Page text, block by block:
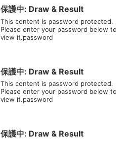
保護中: Draw & Result
This content is password protected.
Please enter your password below to
view it.password
保護中: Draw & Result
This content is password protected.
Please enter your password below to
view it.password
保護中: Draw & Result